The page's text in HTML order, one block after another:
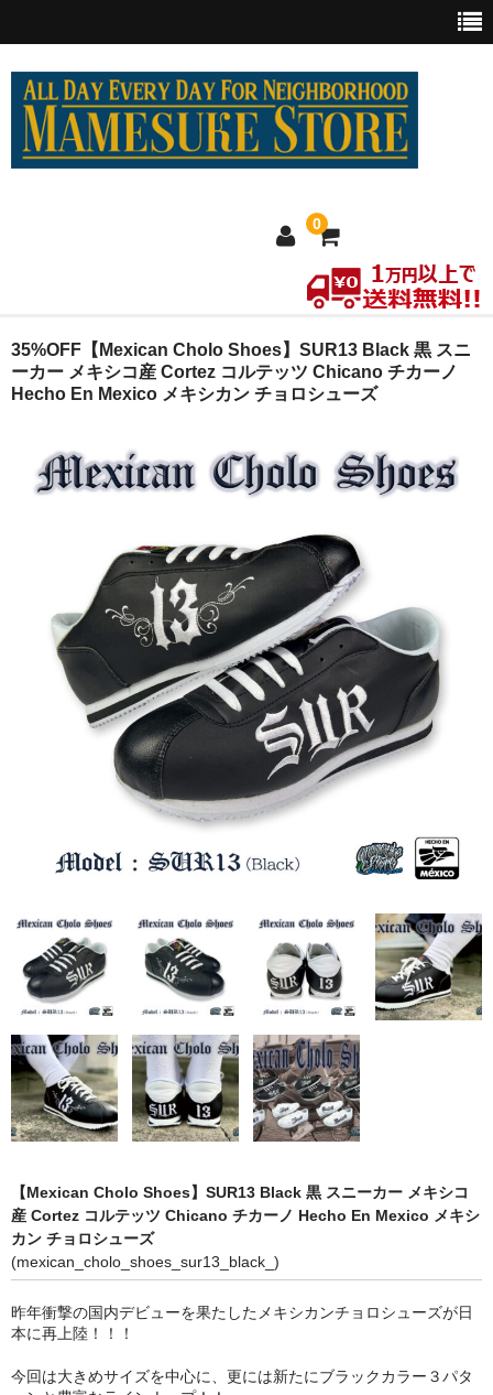
0
ホーム
MEXICO買い付け
ウェア
ロングTシャツ
ゲームシャツ
コーチジャケット
スウェット＆フーディ
ヘッドギア
ORIGINAL
STILL 90’s
Chicano Life
Brown Pride
Por Vida
全商品（ORIGINAL）
ハニーカムトライプ
ホルモンクラブ
天ぷらまめすけ
C D / D V D
35%OFF【Mexican Cholo Shoes】SUR13 Black 黒 スニ
ーカー メキシコ産 Cortez コルテッツ Chicano チカーノ
Hecho En Mexico メキシカン チョロシューズ
【Mexican Cholo Shoes】SUR13 Black 黒 スニーカー メキシコ
産 Cortez コルテッツ Chicano チカーノ Hecho En Mexico メキシ
カン チョロシューズ
(mexican_cholo_shoes_sur13_black_)
昨年衝撃の国内デビューを果たしたメキシカンチョロシューズが日
本に再上陸！！！
今回は大きめサイズを中心に、更には新たにブラックカラー３パタ